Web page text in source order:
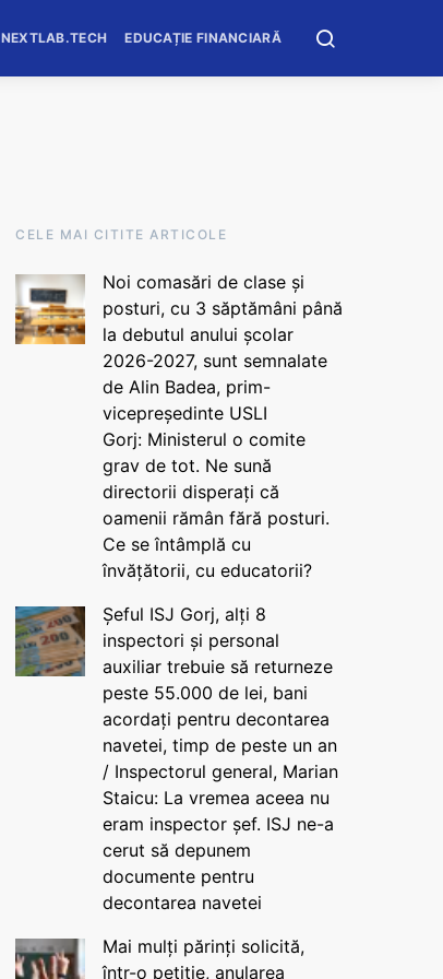
NEXTLAB.TECH EDUCAȚIE FINANCIARĂ
CELE MAI CITITE ARTICOLE
Noi comasări de clase și
posturi, cu 3 săptămâni până
la debutul anului școlar
2026-2027, sunt semnalate
de Alin Badea, prim-
vicepreședinte USLI
Gorj: Ministerul o comite
grav de tot. Ne sună
directorii disperați că
oamenii rămân fără posturi.
Ce se întâmplă cu
învățătorii, cu educatorii?
Șeful ISJ Gorj, alți 8
inspectori și personal
auxiliar trebuie să returneze
peste 55.000 de lei, bani
acordați pentru decontarea
navetei, timp de peste un an
/ Inspectorul general, Marian
Staicu: La vremea aceea nu
eram inspector șef. ISJ ne-a
cerut să depunem
documente pentru
decontarea navetei
Mai mulți părinți solicită,
într-o petiție, anularea